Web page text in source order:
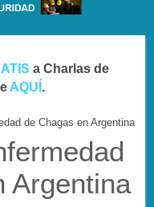
a Charlas de
AQUÍ .
de Chagas en Argentina
Argentina